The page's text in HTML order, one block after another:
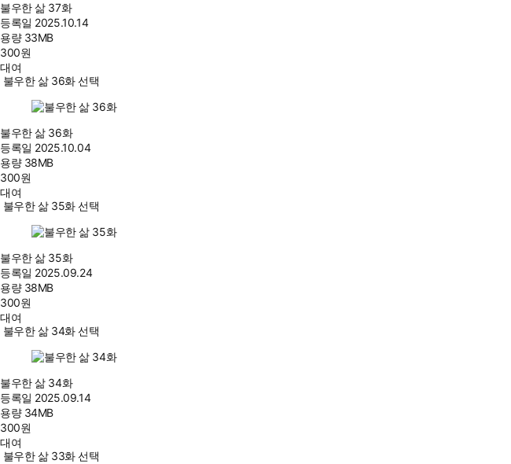
불우한 삶 37화
등록일 2025.10.14
용량 33MB
300원
대여
불우한 삶 36화 선택
불우한 삶 36화
등록일 2025.10.04
용량 38MB
300원
대여
불우한 삶 35화 선택
불우한 삶 35화
등록일 2025.09.24
용량 38MB
300원
대여
불우한 삶 34화 선택
불우한 삶 34화
등록일 2025.09.14
용량 34MB
300원
대여
불우한 삶 33화 선택